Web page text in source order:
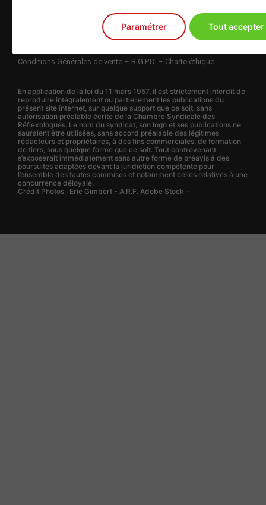
Chambre Syndicale des Réflexologues
Directeur de la publication : Eric Gimbert
Conditions Générales de vente – R.G.P.D. – Charte éthique
En application de la loi du 11 mars 1957, il est strictement interdit de
reproduire intégralement ou partiellement les publications du
présent site internet, sur quelque support que ce soit, sans
autorisation préalable écrite de la Chambre Syndicale des
Réflexologues. Le nom du syndicat, son logo et ses publications ne
sauraient être utilisées, sans accord préalable des légitimes
rédacteurs et propriétaires, à des fins commerciales, de formation
de tiers, sous quelque forme que ce soit. Tout contrevenant
s’exposerait immédiatement sans autre forme de préavis à des
poursuites adaptées devant la juridiction compétente pour
l’ensemble des fautes commises et notamment celles relatives à une
concurrence déloyale.
Crédit Photos : Eric Gimbert - A.R.F. Adobe Stock -
Paramétrer Tout accepter